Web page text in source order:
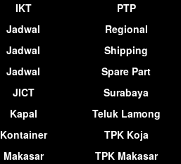
IKT
Jadwal
Jadwal
Jadwal
JICT
Kapal
Kontainer
Makasar
PTP
Regional
Shipping
Spare Part
Surabaya
Teluk Lamong
TPK Koja
TPK Makasar